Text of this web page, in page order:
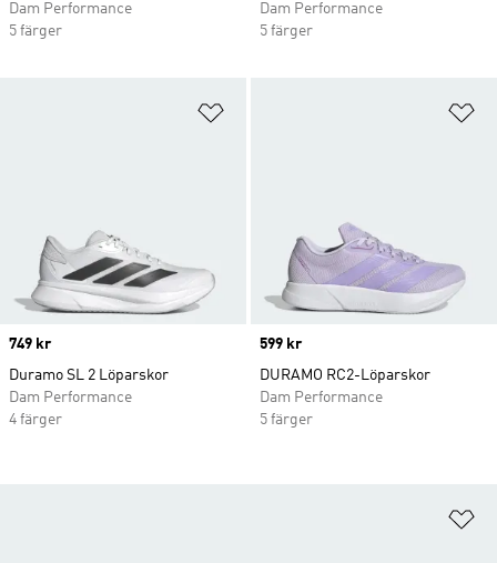
Dam Performance
5 färger
Dam Performance
5 färger
Price
749 kr
Duramo SL 2 Löparskor
Dam Performance
4 färger
Price
599 kr
DURAMO RC2-Löparskor
Dam Performance
5 färger